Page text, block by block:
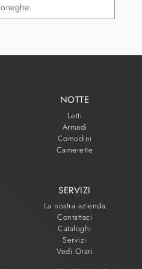
NOTTE
Letti
Armadi
Comodini
Camerette
SERVIZI
La nostra azienda
Contattaci
Cataloghi
Servizi
Vedi Orari